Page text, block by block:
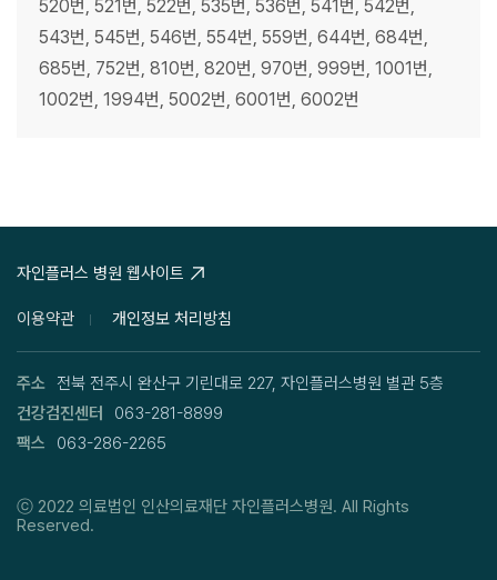
520번, 521번, 522번, 535번, 536번, 541번, 542번,
543번, 545번, 546번, 554번, 559번, 644번, 684번,
685번, 752번, 810번, 820번, 970번, 999번, 1001번,
1002번, 1994번, 5002번, 6001번, 6002번
이용약관 개인정보 처리방침
자인플러스 병원 웹사이트
주소
전북 전주시 완산구 기린대로 227, 자인플러스병원 별관 5층
건강검진센터
063-281-8899
팩스
063-286-2265
ⓒ 2022 의료법인 인산의료재단 자인플러스병원. All Rights
Reserved.